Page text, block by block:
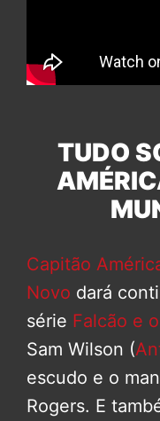
TUDO
Capitão
Novo dará
série Falcão e
Sam Wilson (
escudo e o
Rogers. E